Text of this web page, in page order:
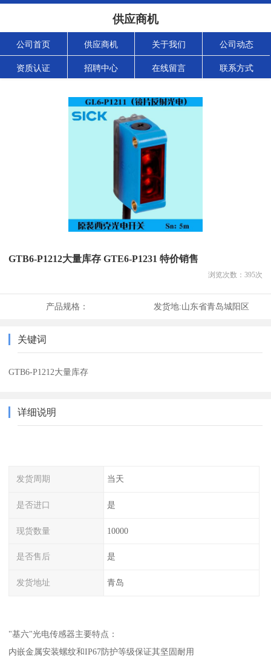
供应商机
公司首页 供应商机 关于我们 公司动态
资质认证 招聘中心 在线留言 联系方式
GTB6-P1212大量库存 GTE6-P1231 特价销售
浏览次数： 395次
产品规格： 发货地:山东省青岛城阳区
关键词
GTB6-P1212大量库存
详细说明
发货周期 当天
是否进口 是
现货数量 10000
是否售后 是
发货地址 青岛
"基六"光电传感器主要特点：
内嵌金属安装螺纹和IP67防护等级保证其坚固耐用